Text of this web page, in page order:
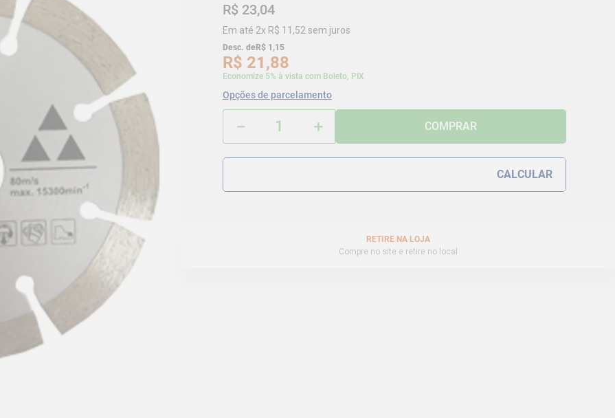
R$ 23,04
Em até 2x R$ 11 ,52 sem juros
Desc. deR$ 1 ,15
R$ 21,88
Economize 5% à vista com Boleto, PIX
Opções de parcelamento
＋
－ COMPRAR
RETIRE NA LOJA
Compre no site e retire no local